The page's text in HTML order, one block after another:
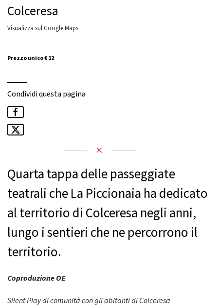
Colceresa
Visualizza sul Google Maps
Prezzo unico € 12
Condividi questa pagina
Quarta tappa delle passeggiate
teatrali che La Piccionaia ha dedicato
al territorio di Colceresa negli anni,
lungo i sentieri che ne percorrono il
territorio.
Coproduzione OE
Silent Play di comunità con gli abitanti di Colceresa